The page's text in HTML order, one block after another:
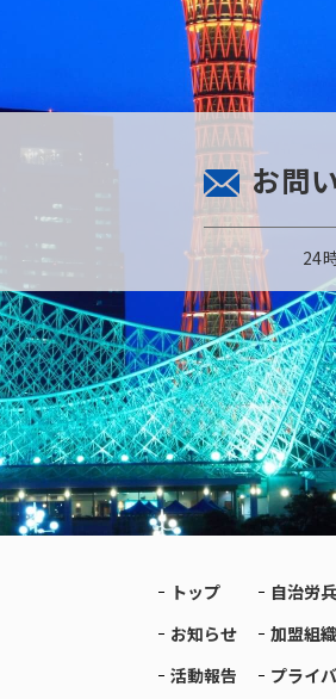
お問
24
トップ
お知らせ
活動報告
自治労
加盟組
プライ